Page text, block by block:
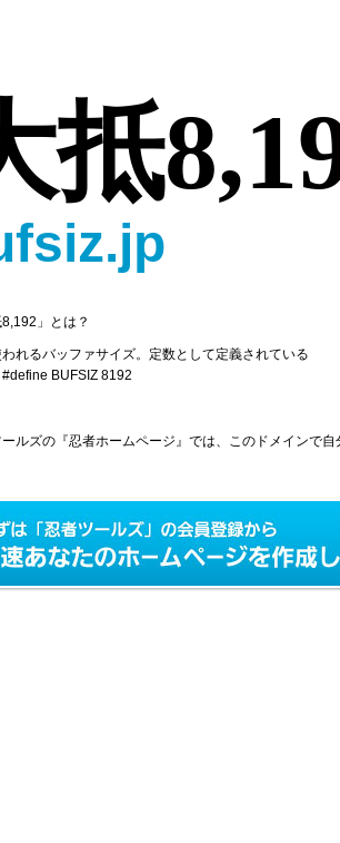
抵
8,192」とは？
われるバッファサイズ。定数として定義されている
BUFSIZ 8192
ルズの『忍者ホームページ』では、このドメインで